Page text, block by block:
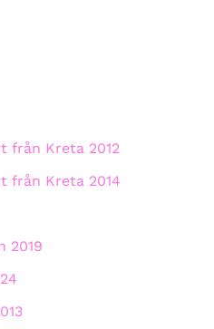
från Kreta 2012
från Kreta 2014
2019